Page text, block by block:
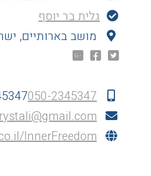
גלית בר יוסף
מושב בארותיים,
050-2345347
InnerFreedom...